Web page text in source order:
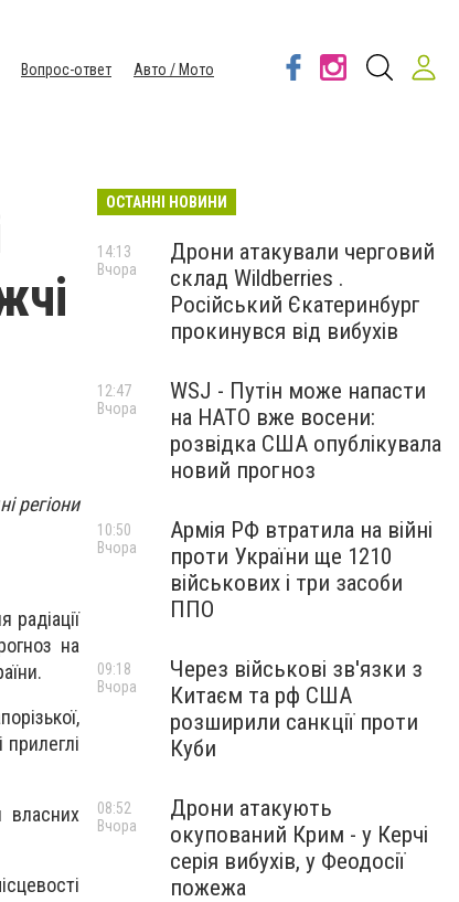
Вопрос-ответ
Авто / Мото
регіони
на
ОСТАННІ НОВИНИ
Дрони атакували черговий
склад Wildberries .
Російський Єкатеринбург
прокинувся від вибухів
14:13
Вчора
WSJ - Путін може напасти
на НАТО вже восени:
розвідка США опублікувала
новий прогноз
12:47
Вчора
Армія РФ втратила на війні
проти України ще 1210
військових і три засоби
ППО
10:50
Вчора
Через військові зв'язки з
Китаєм та рф США
розширили санкції проти
Куби
09:18
Вчора
Дрони атакують
окупований Крим - у Керчі
серія вибухів, у Феодосії
пожежа
08:52
Вчора